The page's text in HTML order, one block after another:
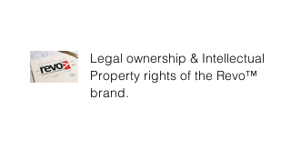
Legal ownership & Intellectual
Property rights of the Revo™
brand.